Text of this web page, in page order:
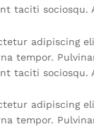
taciti
adipiscing
tempor.
taciti
adipiscing
tempor.